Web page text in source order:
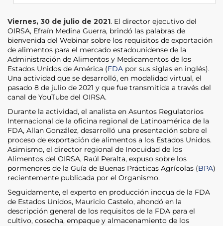
Viernes, 30 de julio de 2021. El director ejecutivo del
OIRSA, Efraín Medina Guerra, brindó las palabras de
bienvenida del Webinar sobre los requisitos de exportación
de alimentos para el mercado estadounidense de la
Administración de Alimentos y Medicamentos de los
Estados Unidos de América (FDA por sus siglas en inglés).
Una actividad que se desarrolló, en modalidad virtual, el
pasado 8 de julio de 2021 y que fue transmitida a través del
canal de YouTube del OIRSA.
Durante la actividad, el analista en Asuntos Regulatorios
Internacional de la oficina regional de Latinoamérica de la
FDA, Allan González, desarrolló una presentación sobre el
proceso de exportación de alimentos a los Estados Unidos.
Asimismo, el director regional de Inocuidad de los
Alimentos del OIRSA, Raúl Peralta, expuso sobre los
pormenores de la Guía de Buenas Prácticas Agrícolas (BPA)
recientemente publicada por el Organismo.
Seguidamente, el experto en producción inocua de la FDA
de Estados Unidos, Mauricio Castelo, ahondó en la
descripción general de los requisitos de la FDA para el
cultivo, cosecha, empaque y almacenamiento de los